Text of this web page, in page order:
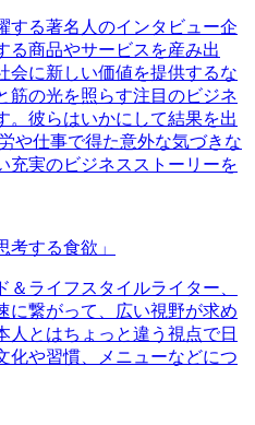
する著名人のインタビュー企
る商品やサービスを産み出
会に新しい価値を提供するな
筋の光を照らす注目のビジネ
。彼らはいかにして結果を出
や仕事で得た意外な気づきな
充実のビジネスストーリーを
考する食欲」
ライフスタイルライター、
に繋がって、広い視野が求め
人とはちょっと違う視点で日
化や習慣、メニューなどにつ